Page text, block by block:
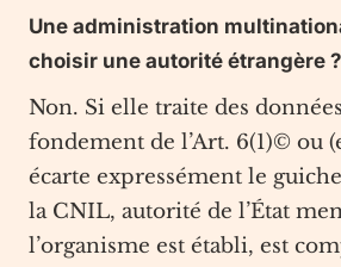
Une administration
choisir une autorité étrangère ?
Non. Si elle traite des
fondement de l’Art. 6(1)© ou
écarte expressément le
la CNIL, autorité de l’État
l’organisme est établi, est